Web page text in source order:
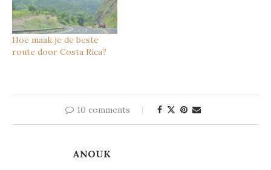
Hoe maak je de beste
route door Costa Rica?
10 comments
ANOUK